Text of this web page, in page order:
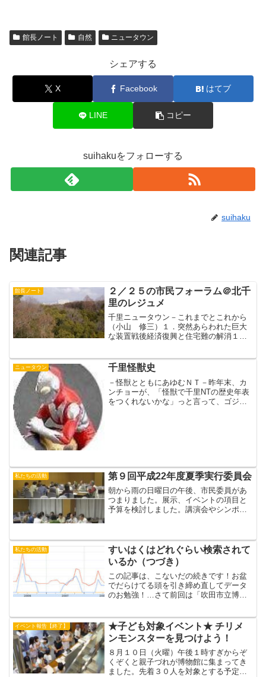
館長ノート 自然 ニュータウン
シェアする
X Facebook はてブ
LINE コピー
suihakuをフォローする
suihaku
関連記事
館長ノート
２／２５の市民フォーラム＠北千
里のレジュメ
千里ニュータウン－これまでとこれから
（小山 修三）１．突然あらわれた巨大
な装置戦後経済復興と住宅難の解消１５
しい要素：アメリカ的暮らしへ高（中）
層巨大集合住宅ガス、水道...
ニュータウン 千里怪獣史
－怪獣とともにあゆむＮＴ－昨年末、カ
ンチョーが、「怪獣で千里NTの歴史年表
をつくれないかな」っと言って、ゴジラ
私たちの活動 第９回平成22年度夏季実行委員会
朝から雨の日曜日の午後、市民委員があ
つまりました。展示、イベントの項目と
予算を検討しました。講演会やシンポジ
なくなってることがわかってきました。
たがいにゆずりあいつつ事...
私たちの活動
すいはくはどれぐらい検索されて
いるか（つづき）
この記事は、こないだの続きです！お盆
でだらけてる頭を引き締め直してデータ
のお勉強！…さて前回は「吹田市立博物
んは正式名称で検索するとはかぎりませ
ん。この分析ツール「Go...
イベント報告【終了】
★子ども対象イベント★ チリメ
ンモンスターを見つけよう！
８月１０日（火曜）午後１時すぎからぞ
くぞくと親子づれが博物館に集まってき
ました。先着３０人を対象とする予定で